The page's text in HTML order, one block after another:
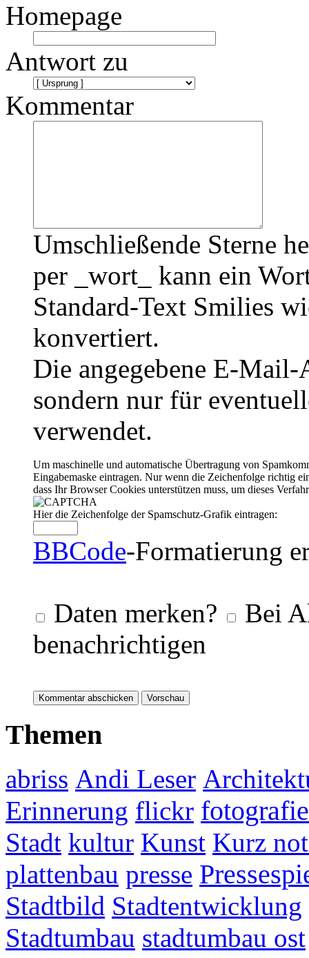
Homepage
Antwort zu
Kommentar
Umschließende Sterne
per _wort_ kann ein
Standard-Text Smilies
konvertiert.
Die angegebene E-
sondern nur für
verwendet.
Um maschinelle und automatische Übertragung von
Eingabemaske eintragen. Nur wenn die Zeichenfolge richtig
dass Ihr Browser Cookies unterstützen muss, um dieses
Hier die Zeichenfolge der Spamschutz-Grafik eintragen:
BBCode-Formatierung
Daten merken?
Bei
benachrichtigen
Themen
abriss Andi Leser
Erinnerung flickr fotografie
Stadt kultur Kunst Kurz
plattenbau presse
Stadtbild Stadtentwicklung
Stadtumbau stadtumbau ost